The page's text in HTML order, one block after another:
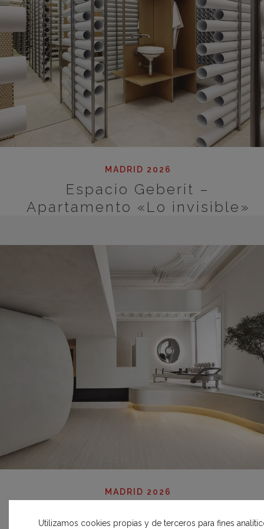
MADRID 2026
Espacio Geberit –
Apartamento «Lo invisible»
MADRID 2026
Utilizamos cookies propias y de terceros para fines